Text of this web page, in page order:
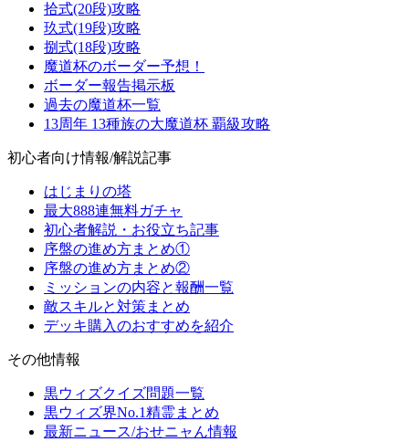
拾式(20段)攻略
玖式(19段)攻略
捌式(18段)攻略
魔道杯のボーダー予想！
ボーダー報告掲示板
過去の魔道杯一覧
13周年 13種族の大魔道杯 覇級攻略
初心者向け情報/解説記事
はじまりの塔
最大888連無料ガチャ
初心者解説・お役立ち記事
序盤の進め方まとめ①
序盤の進め方まとめ②
ミッションの内容と報酬一覧
敵スキルと対策まとめ
デッキ購入のおすすめを紹介
その他情報
黒ウィズクイズ問題一覧
黒ウィズ界No.1精霊まとめ
最新ニュース/おせニャん情報